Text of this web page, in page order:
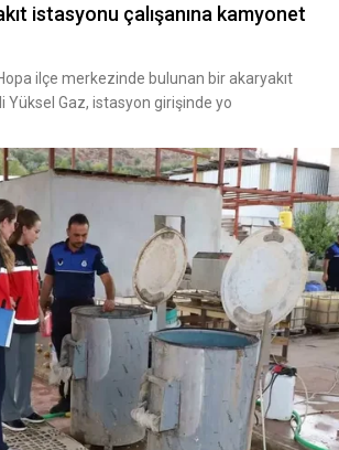
istasyonu çalışanına kamyonet
ilçe merkezinde bulunan bir akaryakıt
Yüksel Gaz, istasyon girişinde yo